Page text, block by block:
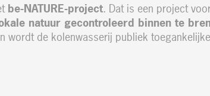
be-NATURE-project. Dat is een project
natuur gecontroleerd binnen te
wordt de kolenwasserij publiek